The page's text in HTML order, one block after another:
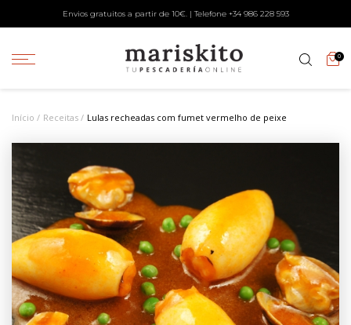
Envios gratuitos a partir de 10€. | Telefone +34 986 228 593
0
Início Receitas Lulas recheadas com fumet vermelho de peixe